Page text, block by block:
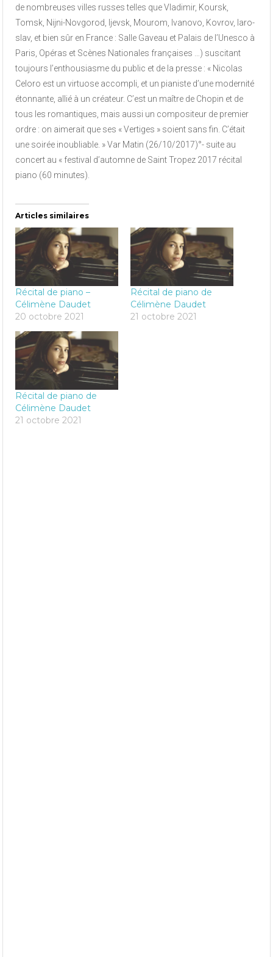
de nombreuses villes russes telles que Vladimir, Koursk,
Tomsk, Nijni-Novgorod, Ijevsk, Mourom, Ivanovo, Kovrov, Iaro-
slav, et bien sûr en France : Salle Gaveau et Palais de l’Unesco à
Paris, Opéras et Scènes Nationales françaises …) suscitant
toujours l’enthousiasme du public et de la presse : « Nicolas
Celoro est un virtuose accompli, et un pianiste d’une modernité
étonnante, allié à un créateur. C’est un maître de Chopin et de
tous les romantiques, mais aussi un compositeur de premier
ordre : on aimerait que ses « Vertiges » soient sans fin. C’était
une soirée inoubliable. » Var Matin (26/10/2017)°- suite au
concert au « festival d’automne de Saint Tropez 2017 récital
piano (60 minutes).
Articles similaires
Récital de piano –
Célimène Daudet
20 octobre 2021
Récital de piano de
Célimène Daudet
21 octobre 2021
Récital de piano de
Célimène Daudet
21 octobre 2021